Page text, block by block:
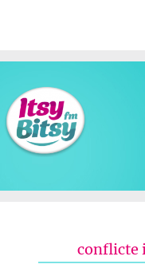
conflicte